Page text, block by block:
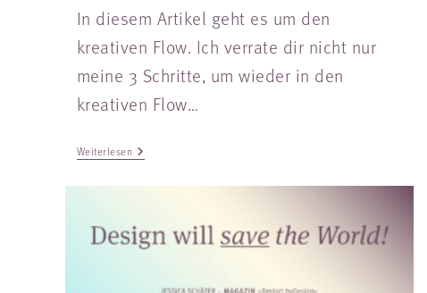
In diesem Artikel geht es um den
kreativen Flow. Ich verrate dir nicht nur
meine 3 Schritte, um wieder in den
kreativen Flow…
Weiterlesen